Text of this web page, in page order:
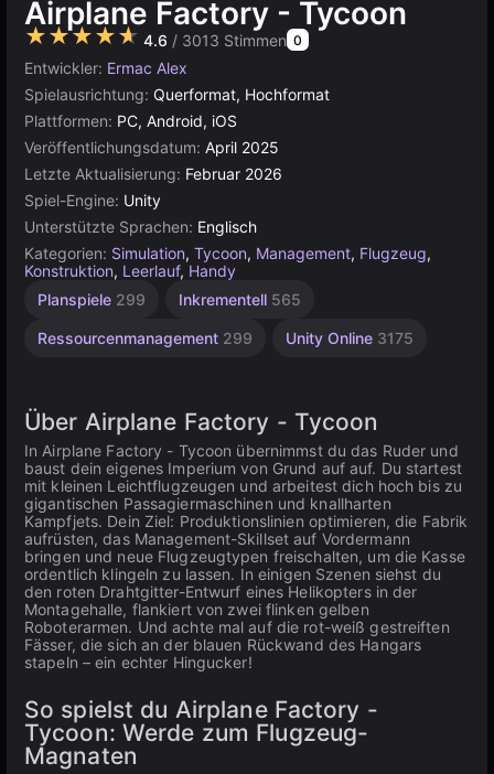
Airplane Factory - Tycoon
★★★★★ 4.6 / 3013 Stimmen 0
Entwickler: Ermac Alex
Spielausrichtung: Querformat, Hochformat
Plattformen: PC, Android, iOS
Veröffentlichungsdatum: April 2025
Letzte Aktualisierung: Februar 2026
Spiel-Engine: Unity
Unterstützte Sprachen: Englisch
Kategorien: Simulation, Tycoon, Management, Flugzeug,
Konstruktion, Leerlauf, Handy
Planspiele 299 Inkrementell 565
Ressourcenmanagement 299 Unity Online 3175
Über Airplane Factory - Tycoon
In Airplane Factory - Tycoon übernimmst du das Ruder und
baust dein eigenes Imperium von Grund auf auf. Du startest
mit kleinen Leichtflugzeugen und arbeitest dich hoch bis zu
gigantischen Passagiermaschinen und knallharten
Kampfjets. Dein Ziel: Produktionslinien optimieren, die Fabrik
aufrüsten, das Management-Skillset auf Vordermann
bringen und neue Flugzeugtypen freischalten, um die Kasse
ordentlich klingeln zu lassen. In einigen Szenen siehst du
den roten Drahtgitter-Entwurf eines Helikopters in der
Montagehalle, flankiert von zwei flinken gelben
Roboterarmen. Und achte mal auf die rot-weiß gestreiften
Fässer, die sich an der blauen Rückwand des Hangars
stapeln – ein echter Hingucker!
So spielst du Airplane Factory -
Tycoon: Werde zum Flugzeug-
Magnaten